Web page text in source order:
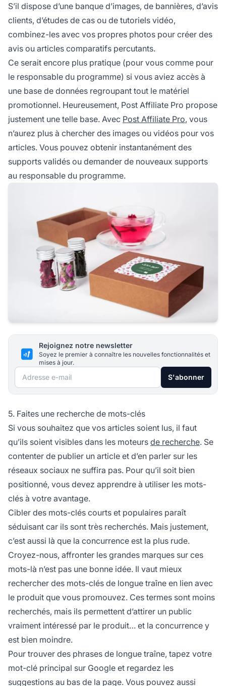
S’il dispose d’une banque d’images, de bannières, d’avis
clients, d’études de cas ou de tutoriels vidéo,
combinez-les avec vos propres photos pour créer des
avis ou articles comparatifs percutants.
Ce serait encore plus pratique (pour vous comme pour
le responsable du programme) si vous aviez accès à
une base de données regroupant tout le matériel
promotionnel. Heureusement, Post Affiliate Pro propose
justement une telle base. Avec Post Affiliate Pro, vous
n’aurez plus à chercher des images ou vidéos pour vos
articles. Vous pouvez obtenir instantanément des
supports validés ou demander de nouveaux supports
au responsable du programme.
Rejoignez notre newsletter
Soyez le premier à connaître les nouvelles fonctionnalités et
mises à jour.
Adresse e-mail S'abonner
5. Faites une recherche de mots-clés
Si vous souhaitez que vos articles soient lus, il faut
qu’ils soient visibles dans les moteurs de recherche. Se
contenter de publier un article et d’en parler sur les
réseaux sociaux ne suffira pas. Pour qu’il soit bien
positionné, vous devez apprendre à utiliser les mots-
clés à votre avantage.
Cibler des mots-clés courts et populaires paraît
séduisant car ils sont très recherchés. Mais justement,
c’est aussi là que la concurrence est la plus rude.
Croyez-nous, affronter les grandes marques sur ces
mots-là n’est pas une bonne idée. Il vaut mieux
rechercher des mots-clés de longue traîne en lien avec
le produit que vous promouvez. Ces termes sont moins
recherchés, mais ils permettent d’attirer un public
vraiment intéressé par le produit… et la concurrence y
est bien moindre.
Pour trouver des phrases de longue traîne, tapez votre
mot-clé principal sur Google et regardez les
suggestions au bas de la page. Vous pouvez aussi